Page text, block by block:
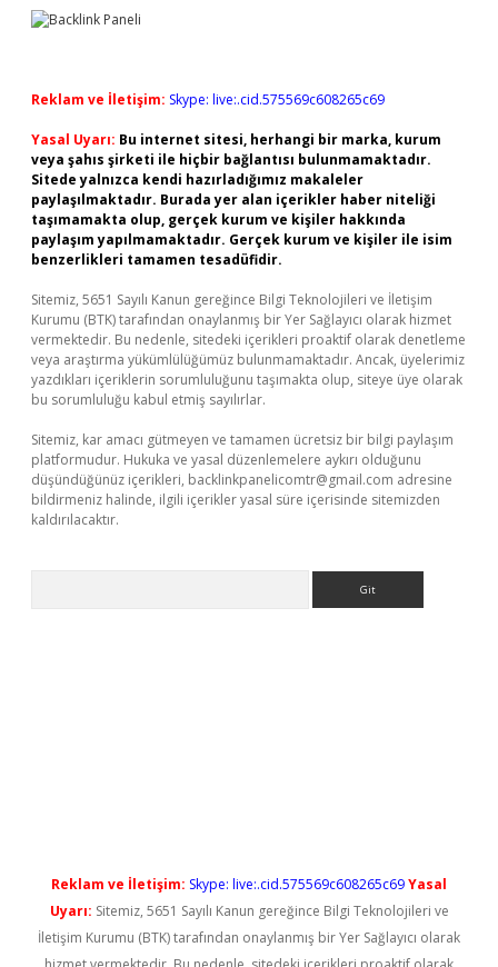
Reklam ve İletişim: Skype: live:.cid.575569c608265c69
Yasal Uyarı: Bu internet sitesi, herhangi bir marka, kurum
veya şahıs şirketi ile hiçbir bağlantısı bulunmamaktadır.
Sitede yalnızca kendi hazırladığımız makaleler
paylaşılmaktadır. Burada yer alan içerikler haber niteliği
taşımamakta olup, gerçek kurum ve kişiler hakkında
paylaşım yapılmamaktadır. Gerçek kurum ve kişiler ile isim
benzerlikleri tamamen tesadüfidir.
Sitemiz, 5651 Sayılı Kanun gereğince Bilgi Teknolojileri ve İletişim
Kurumu (BTK) tarafından onaylanmış bir Yer Sağlayıcı olarak hizmet
vermektedir. Bu nedenle, sitedeki içerikleri proaktif olarak denetleme
veya araştırma yükümlülüğümüz bulunmamaktadır. Ancak, üyelerimiz
yazdıkları içeriklerin sorumluluğunu taşımakta olup, siteye üye olarak
bu sorumluluğu kabul etmiş sayılırlar.
Sitemiz, kar amacı gütmeyen ve tamamen ücretsiz bir bilgi paylaşım
platformudur. Hukuka ve yasal düzenlemelere aykırı olduğunu
düşündüğünüz içerikleri, backlinkpanelicomtr@gmail.com adresine
bildirmeniz halinde, ilgili içerikler yasal süre içerisinde sitemizden
kaldırılacaktır.
Reklam ve İletişim: Skype: live:.cid.575569c608265c69Yasal
Uyarı: Sitemiz, 5651 Sayılı Kanun gereğince Bilgi Teknolojileri ve
İletişim Kurumu (BTK) tarafından onaylanmış bir Yer Sağlayıcı olarak